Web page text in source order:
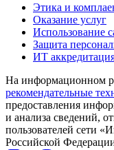
Этика и
Оказание услуг
Использование
Защита
ИТ
На информационном
рекомендательные
предоставления
и анализа сведений,
пользователей сети
Российской